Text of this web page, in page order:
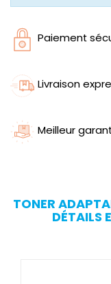
Paiement
Livraison
Meilleur
TONER
DÉTAILS